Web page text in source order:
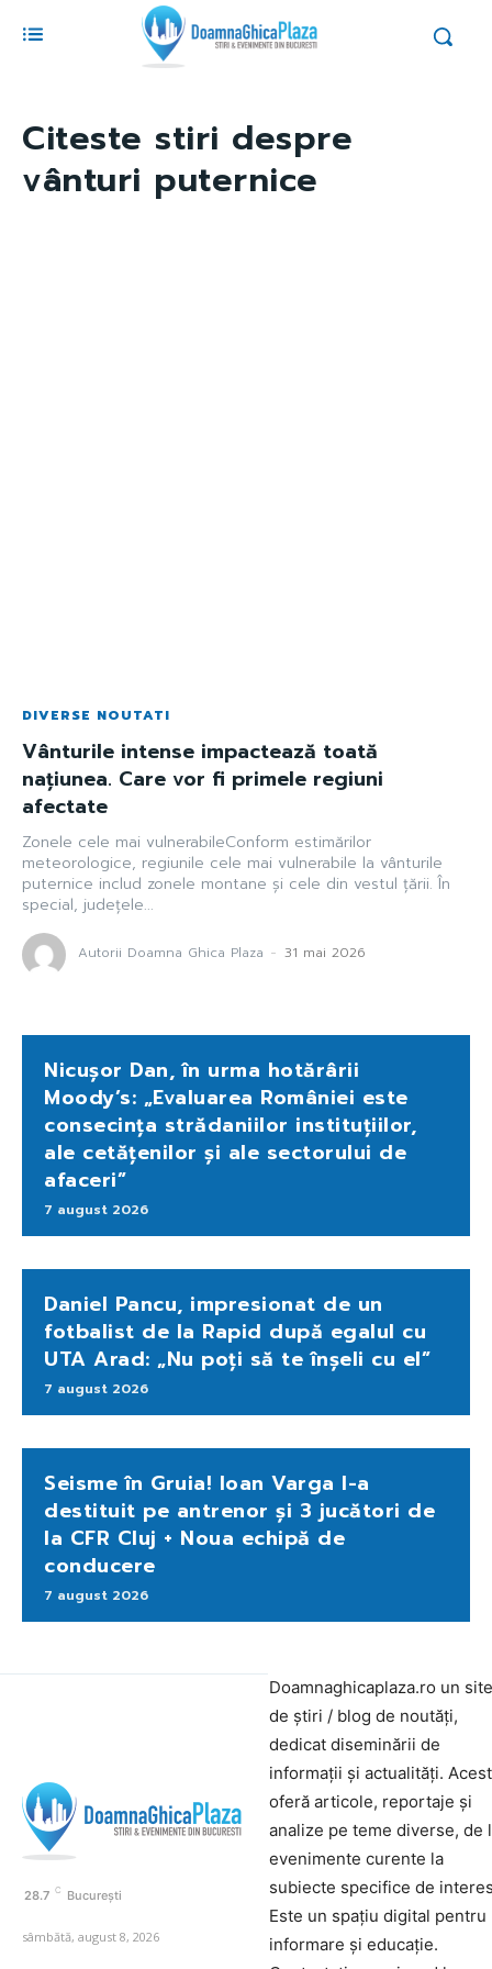
Citeste stiri despre
vânturi puternice
DIVERSE NOUTATI
Vânturile intense impactează toată
națiunea. Care vor fi primele regiuni
afectate
Zonele cele mai vulnerabileConform estimărilor
meteorologice, regiunile cele mai vulnerabile la vânturile
puternice includ zonele montane și cele din vestul țării. În
special, județele...
Autorii Doamna Ghica Plaza - 31 mai 2026
Nicușor Dan, în urma hotărârii
Moody’s: „Evaluarea României este
consecința strădaniilor instituțiilor,
ale cetățenilor și ale sectorului de
afaceri”
7 august 2026
Daniel Pancu, impresionat de un
fotbalist de la Rapid după egalul cu
UTA Arad: „Nu poți să te înșeli cu el”
7 august 2026
Seisme în Gruia! Ioan Varga l-a
destituit pe antrenor și 3 jucători de
la CFR Cluj + Noua echipă de
conducere
7 august 2026
28.7 C București
sâmbătă, august 8, 2026
Doamnaghicaplaza.ro un site
de știri / blog de noutăți,
dedicat diseminării de
informații și actualități.
oferă articole, reportaje și
analize pe teme diverse, de
evenimente curente la
subiecte specifice de
Este un spațiu digital pentru
informare și educație.